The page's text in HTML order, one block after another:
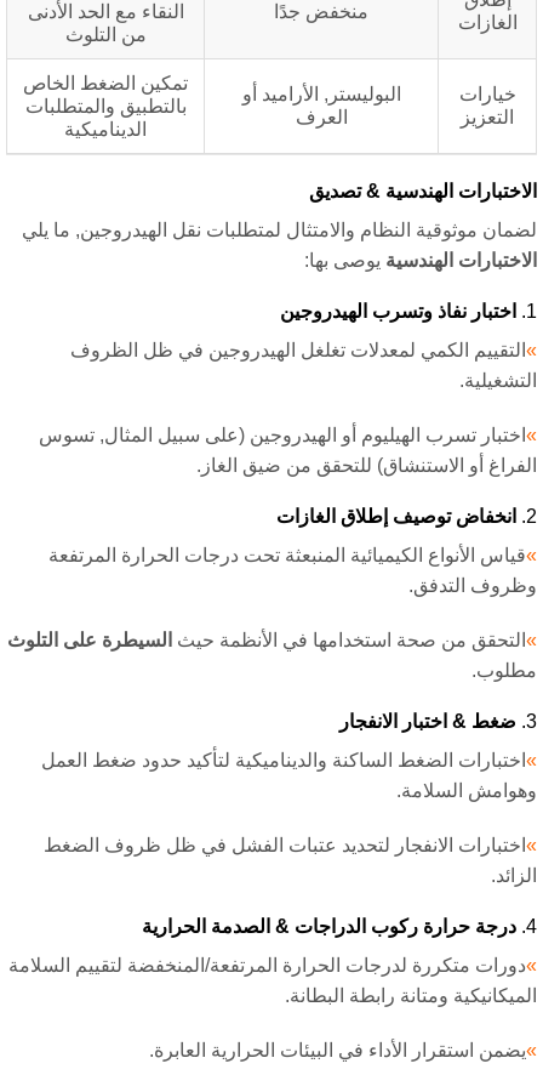
الغازات
منخفض جدًا
النقاء مع الحد الأدنى
من التلوث
خيارات
التعزيز
البوليستر, الأراميد أو
العرف
تمكين الضغط الخاص
بالتطبيق والمتطلبات
الديناميكية
الهندسية & تصديق
موثوقية النظام والامتثال لمتطلبات نقل الهيدروجين, ما يلي
الهندسيةيوصى بها:
اختبار نفاذ وتسرب الهيدروجين
الكمي لمعدلات تغلغل الهيدروجين في ظل الظروف
تسرب الهيليوم أو الهيدروجين (على سبيل المثال, تسوس
أو الاستنشاق) للتحقق من ضيق الغاز.
انخفاض توصيف إطلاق الغازات
الأنواع الكيميائية المنبعثة تحت درجات الحرارة المرتفعة
التدفق.
من صحة استخدامها في الأنظمة حيثالسيطرة على التلوث
ضغط & اختبار الانفجار
الضغط الساكنة والديناميكية لتأكيد حدود ضغط العمل
السلامة.
الانفجار لتحديد عتبات الفشل في ظل ظروف الضغط
درجة حرارة ركوب الدراجات & الصدمة الحرارية
متكررة لدرجات الحرارة المرتفعة/المنخفضة لتقييم السلامة
ومتانة رابطة البطانة.
استقرار الأداء في البيئات الحرارية العابرة.